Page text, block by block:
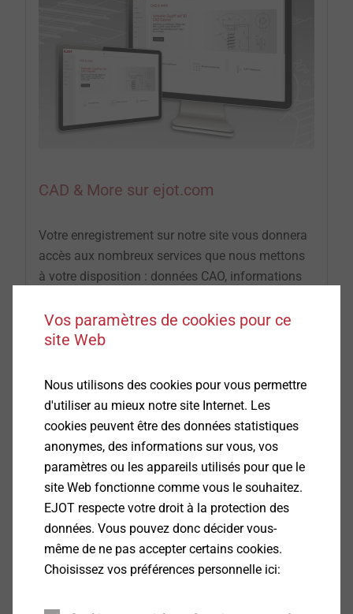
CAD & More sur ejot.com
Votre enregistrement sur notre site vous donnera
accès aux nombreux services que nous mettons
à votre disposition : données CAO, informations
produits DELTA PT , SHEETtracs et ALtracs
Plus. En outre, CAD & more vous offre la
d'un assemblage ou de vérifier leur faisabilité
avec les "APPLICATION CHECKs".
CAD & more
Composants structurels robustes
Vos paramètres de cookies pour ce
site Web
Nous utilisons des cookies pour vous permettre
d'utiliser au mieux notre site Internet. Les
cookies peuvent être des données statistiques
anonymes, des informations sur vous, vos
paramètres ou les appareils utilisés pour que le
site Web fonctionne comme vous le souhaitez.
EJOT respecte votre droit à la protection des
données. Vous pouvez donc décider vous-
même de ne pas accepter certains cookies.
Choisissez vos préférences personnelle ici: